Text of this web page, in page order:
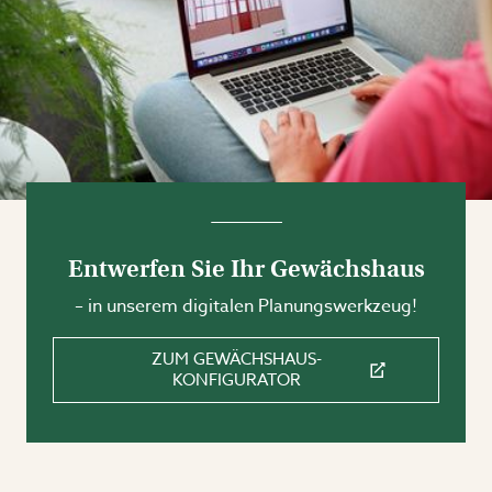
Entwerfen Sie Ihr Gewächshaus
– in unserem digitalen Planungswerkzeug!
ZUM GEWÄCHSHAUS-
KONFIGURATOR